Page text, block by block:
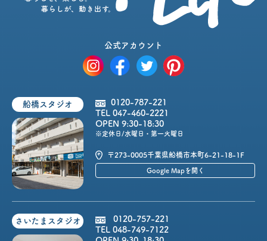
公式アカウント
船橋スタジオ
0120-787-221
TEL 047-460-2221
OPEN 9:30-18:30
※定休日/水曜日・第一火曜日
〒273-0005千葉県船橋市本町6-21-18-1F
Google Mapを開く
さいたまスタジオ
0120-757-221
TEL 048-749-7122